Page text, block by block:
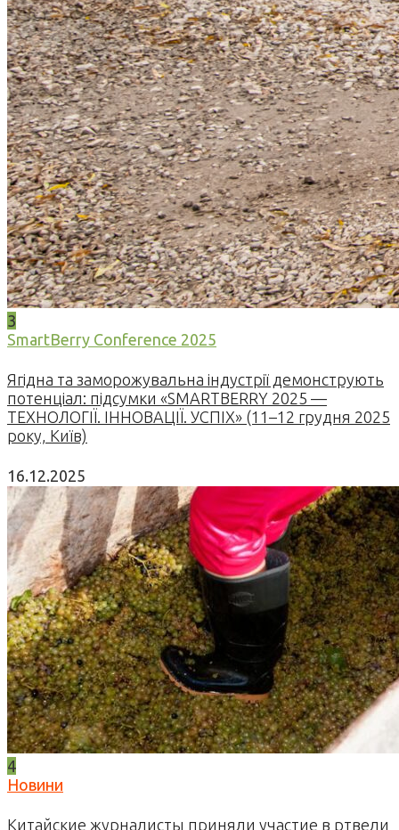
3
SmartBerry Conference 2025
Ягідна та заморожувальна індустрії демонструють
потенціал: підсумки «SMARTBERRY 2025 —
ТЕХНОЛОГІЇ. ІННОВАЦІЇ. УСПІХ» (11–12 грудня 2025
року, Київ)
16.12.2025
4
Новини
Китайские журналисты приняли участие в ртвели